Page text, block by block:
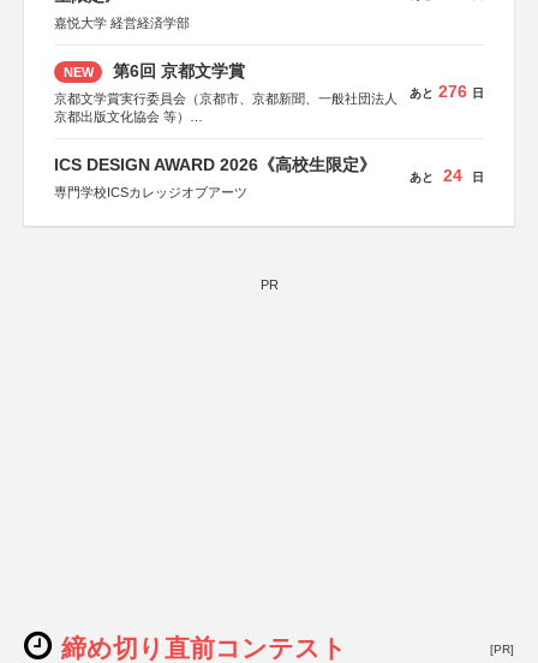
嘉悦大学 経営経済学部
NEW 第6回 京都文学賞
京都文学賞実行委員会（京都市、京都新聞、一般社団法人
京都出版文化協会 等）
KADOKAWA、河出書房新社、幻冬舎、講談社、光文社、
集英社、小学館、祥伝社、新潮社、淡交社、ちいさいミシ
マ社、徳間書店、早川書房、PHP研究所、双葉社、文藝春
あと 276 日
ICS DESIGN AWARD 2026《高校生限定》
専門学校ICSカレッジオブアーツ
あと 24 日
PR
締め切り直前コンテスト [PR]